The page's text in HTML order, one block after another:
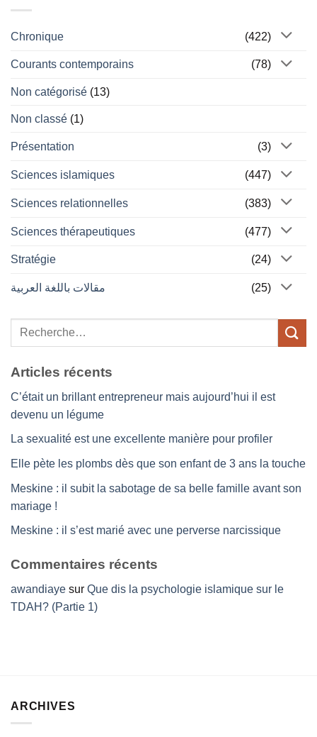
Chronique (422)
Courants contemporains (78)
Non catégorisé (13)
Non classé (1)
Présentation (3)
Sciences islamiques (447)
Sciences relationnelles (383)
Sciences thérapeutiques (477)
Stratégie (24)
مقالات باللغة العربية (25)
Articles récents
C’était un brillant entrepreneur mais aujourd’hui il est
devenu un légume
La sexualité est une excellente manière pour profiler
Elle pète les plombs dès que son enfant de 3 ans la touche
Meskine : il subit la sabotage de sa belle famille avant son
mariage !
Meskine : il s’est marié avec une perverse narcissique
Commentaires récents
awandiaye sur Que dis la psychologie islamique sur le
TDAH? (Partie 1)
ARCHIVES